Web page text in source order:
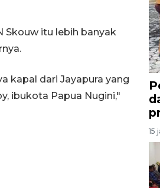
Skouw itu lebih banyak
kapal dari Jayapura yang
ibukota Papua Nugini,"
15